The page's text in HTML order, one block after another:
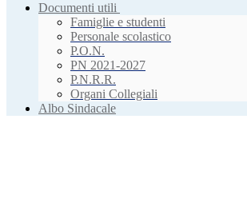
Documenti utili
Famiglie e studenti
Personale scolastico
P.O.N.
PN 2021-2027
P.N.R.R.
Organi Collegiali
Albo Sindacale